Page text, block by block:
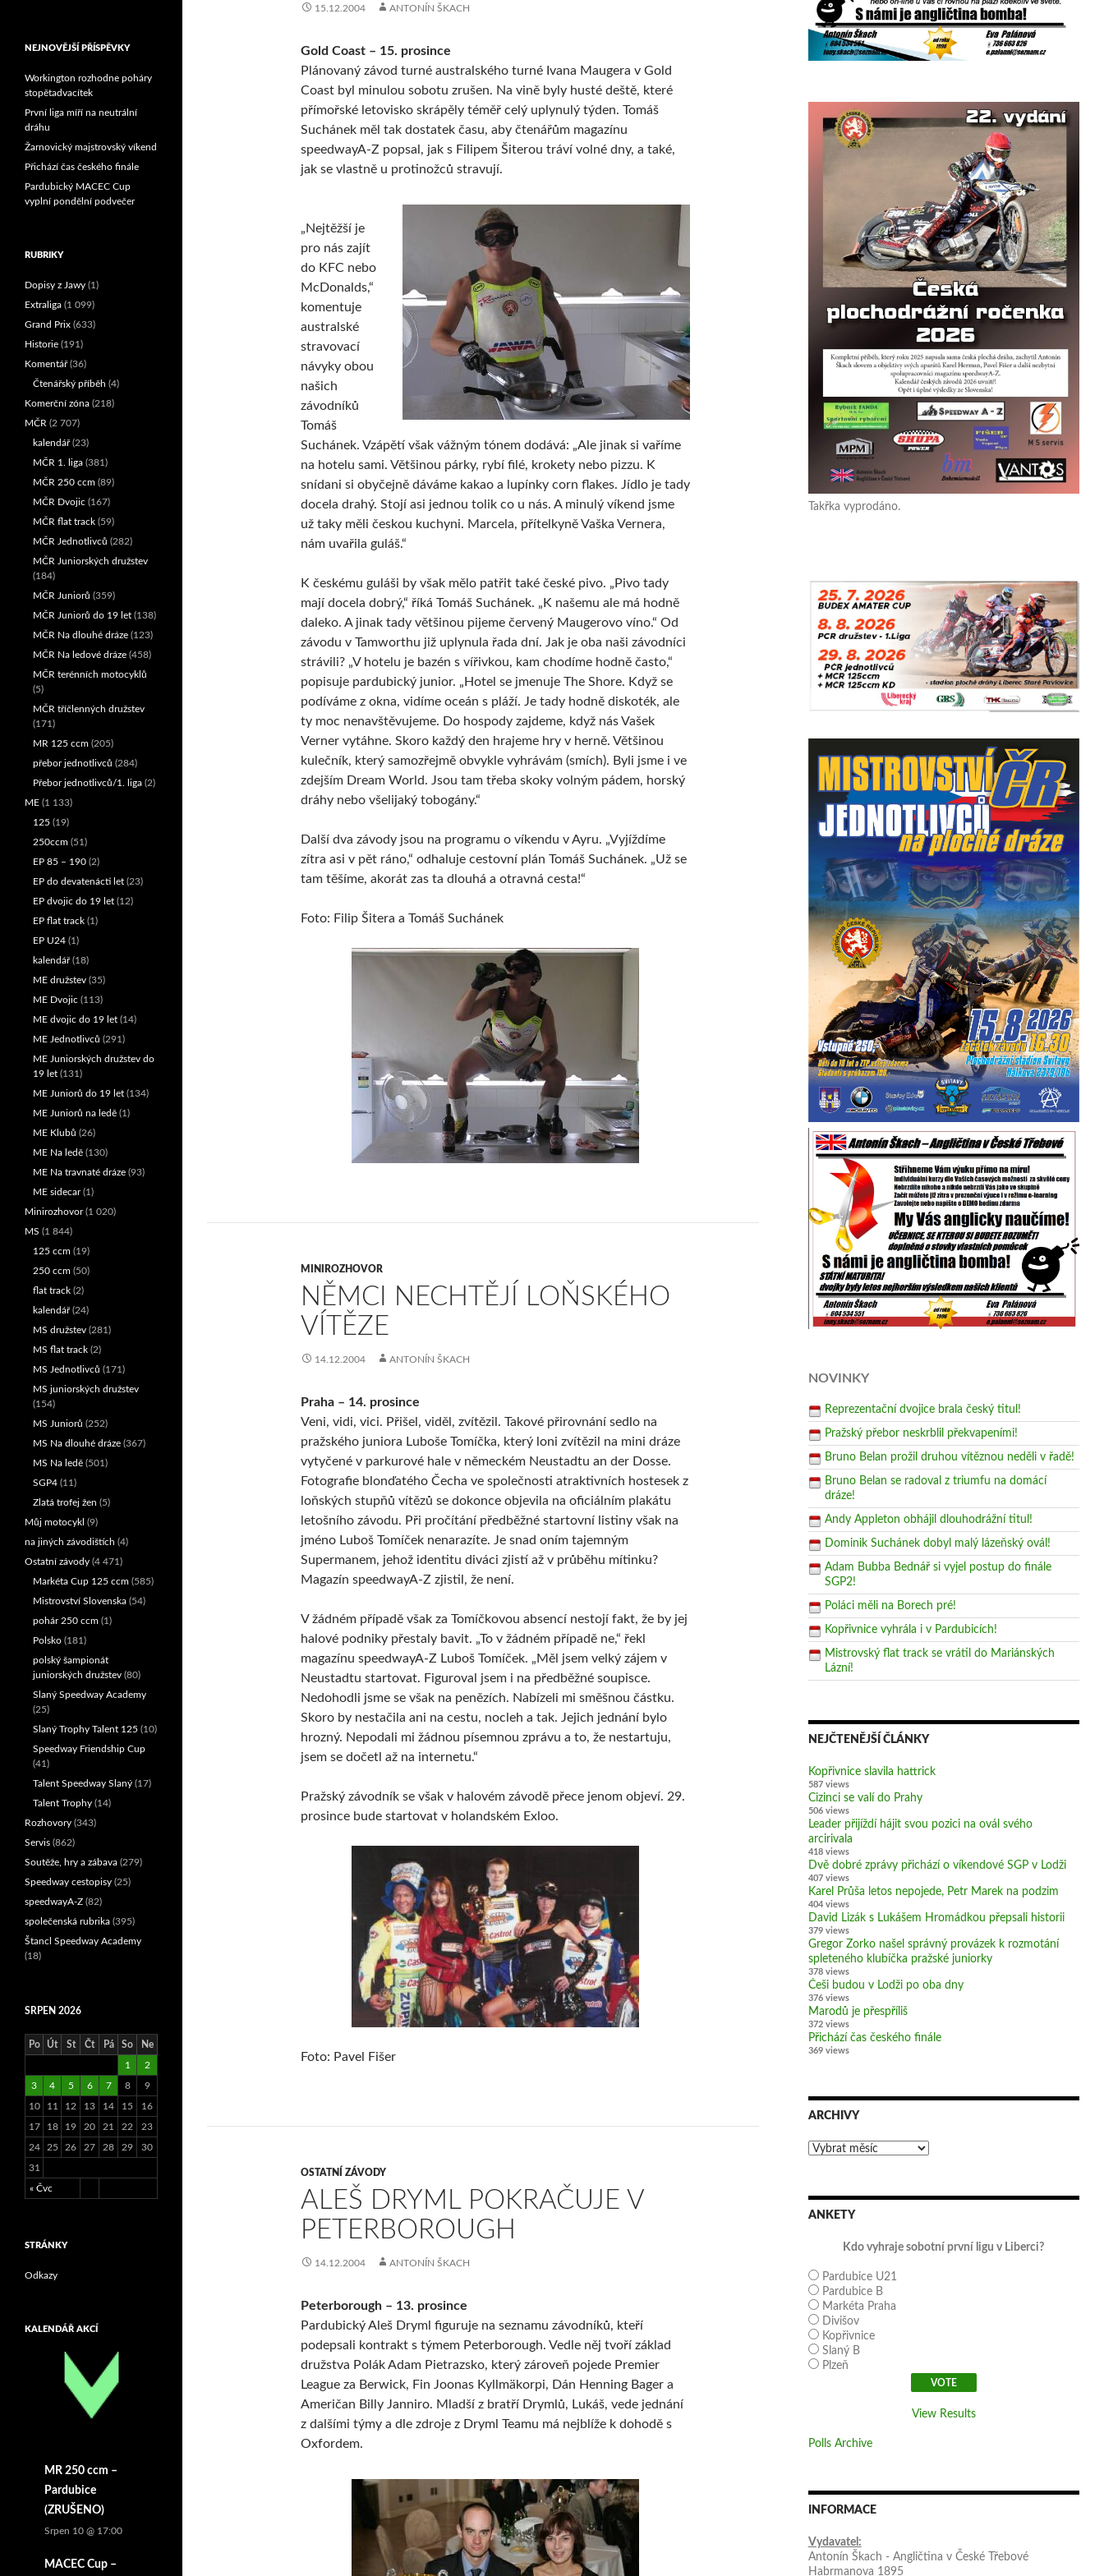
15.12.2004 ANTONÍN ŠKACH
Gold Coast – 15. prosince
Plánovaný závod turné australského turné Ivana Maugera v Gold
Coast byl minulou sobotu zrušen. Na vině byly husté deště, které
přímořské letovisko skrápěly téměř celý uplynulý týden. Tomáš
Suchánek měl tak dostatek času, aby čtenářům magazínu
speedwayA-Z popsal, jak s Filipem Šiterou tráví volné dny, a také,
jak se vlastně u protinožců stravují.
„Nejtěžší je
pro nás zajít
do KFC nebo
McDonalds,“
komentuje
australské
stravovací
návyky obou
našich
závodníků
Tomáš
Suchánek. Vzápětí však vážným tónem dodává: „Ale jinak si vaříme
na hotelu sami. Většinou párky, rybí filé, krokety nebo pizzu. K
snídani si obyčejně dáváme kakao a lupínky corn flakes. Jídlo je tady
docela drahý. Stojí asi jednou tolik co u nás. A minulý víkend jsme
už taky měli českou kuchyni. Marcela, přítelkyně Vaška Vernera,
nám uvařila guláš.“
K českému guláši by však mělo patřit také české pivo. „Pivo tady
mají docela dobrý,“ říká Tomáš Suchánek. „K našemu ale má hodně
daleko. A jinak tady většinou pijeme červený Maugerovo víno.“ Od
závodu v Tamworthu již uplynula řada dní. Jak je oba naši závodníci
strávili? „V hotelu je bazén s vířivkou, kam chodíme hodně často,“
popisuje pardubický junior. „Hotel se jmenuje The Shore. Když se
podíváme z okna, vidíme oceán s pláží. Je tady hodně diskoték, ale
ty moc nenavštěvujeme. Do hospody zajdeme, když nás Vašek
Verner vytáhne. Skoro každý den hrajeme hry v herně. Většinou
kulečník, který samozřejmě obvykle vyhrávám (smích). Byli jsme i ve
zdejším Dream World. Jsou tam třeba skoky volným pádem, horský
dráhy nebo všelijaký tobogány.“
Další dva závody jsou na programu o víkendu v Ayru. „Vyjíždíme
zítra asi v pět ráno,“ odhaluje cestovní plán Tomáš Suchánek. „Už se
tam těšíme, akorát zas ta dlouhá a otravná cesta!“
Foto: Filip Šitera a Tomáš Suchánek
MINIROZHOVOR
NĚMCI NECHTĚJÍ LOŇSKÉHO
VÍTĚZE
14.12.2004 ANTONÍN ŠKACH
Praha – 14. prosince
Veni, vidi, vici. Přišel, viděl, zvítězil. Takové přirovnání sedlo na
pražského juniora Luboše Tomíčka, který loni zvítězil na mini dráze
vytyčené v parkurové hale v německém Neustadtu an der Dosse.
Fotografie blonďatého Čecha ve společnosti atraktivních hostesek z
loňských stupňů vítězů se dokonce objevila na oficiálním plakátu
letošního závodu. Při pročítání předběžné startovní listiny však na
jméno Luboš Tomíček nenarazíte. Je snad oním tajemným
Supermanem, jehož identitu diváci zjistí až v průběhu mítinku?
Magazín speedwayA-Z zjistil, že není.
V žádném případě však za Tomíčkovou absencí nestojí fakt, že by jej
halové podniky přestaly bavit. „To v žádném případě ne,“ řekl
magazínu speedwayA-Z Luboš Tomíček. „Měl jsem velký zájem v
Neustadtu startovat. Figuroval jsem i na předběžné soupisce.
Nedohodli jsme se však na penězích. Nabízeli mi směšnou částku.
Skoro by nestačila ani na cestu, nocleh a tak. Jejich jednání bylo
hrozný. Nepodali mi žádnou písemnou zprávu a to, že nestartuju,
jsem se dočetl až na internetu.“
Pražský závodník se však v halovém závodě přece jenom objeví. 29.
prosince bude startovat v holandském Exloo.
Foto: Pavel Fišer
OSTATNÍ ZÁVODY
ALEŠ DRYML POKRAČUJE V
PETERBOROUGH
14.12.2004 ANTONÍN ŠKACH
Peterborough – 13. prosince
Pardubický Aleš Dryml figuruje na seznamu závodníků, kteří
podepsali kontrakt s týmem Peterborough. Vedle něj tvoří základ
družstva Polák Adam Pietrazsko, který zároveň pojede Premier
League za Berwick, Fin Joonas Kyllmäkorpi, Dán Henning Bager a
Američan Billy Janniro. Mladší z bratří Drymlů, Lukáš, vede jednání
z dalšími týmy a dle zdroje z Dryml Teamu má nejblíže k dohodě s
Oxfordem.
Takřka vyprodáno.
NOVINKY
Reprezentační dvojice brala český titul!
Pražský přebor neskrblil překvapeními!
Bruno Belan prožil druhou vítěznou neděli v řadě!
Bruno Belan se radoval z triumfu na domácí
dráze!
Andy Appleton obhájil dlouhodrážní titul!
Dominik Suchánek dobyl malý lázeňský ovál!
Adam Bubba Bednář si vyjel postup do finále
SGP2!
Poláci měli na Borech pré!
Kopřivnice vyhrála i v Pardubicích!
Mistrovský flat track se vrátil do Mariánských
Lázní!
NEJČTENĚJŠÍ ČLÁNKY
Kopřivnice slavila hattrick
587 views
Cizinci se valí do Prahy
506 views
Leader přijíždí hájit svou pozici na ovál svého
arcirivala
418 views
Dvě dobré zprávy přichází o víkendové SGP v Lodži
407 views
Karel Průša letos nepojede, Petr Marek na podzim
404 views
David Lizák s Lukášem Hromádkou přepsali historii
379 views
Gregor Zorko našel správný provázek k rozmotání
spleteného klubíčka pražské juniorky
378 views
Češi budou v Lodži po oba dny
376 views
Marodů je přespříliš
372 views
Přichází čas českého finále
369 views
ARCHIVY
Archivy
ANKETY
Kdo vyhraje sobotní první ligu v Liberci?
Pardubice U21
Pardubice B
Markéta Praha
Divišov
Kopřivnice
Slaný B
Plzeň
View Results
Polls Archive
INFORMACE
Vydavatel:
Antonín Škach - Angličtina v České Třebové
Habrmanova 1895
NEJNOVĚJŠÍ PŘÍSPĚVKY
Workington rozhodne poháry
stopětadvacítek
První liga míří na neutrální
dráhu
Žarnovický majstrovský víkend
Přichází čas českého finále
Pardubický MACEC Cup
vyplní pondělní podvečer
RUBRIKY
Dopisy z Jawy (1)
Extraliga (1 099)
Grand Prix (633)
Historie (191)
Komentář(36)
Čtenářský příběh (4)
Komerční zóna (218)
MČR (2 707)
kalendář(23)
MČR 1. liga (381)
MČR 250 ccm (89)
MČR Dvojic (167)
MČR flat track (59)
MČR Jednotlivců (282)
MČR Juniorských družstev
(184)
MČR Juniorů (359)
MČR Juniorů do 19 let (138)
MČR Na dlouhé dráze (123)
MČR Na ledové dráze (458)
MČR terénních motocyklů
(5)
MČR tříčlenných družstev
(171)
MR 125 ccm (205)
přebor jednotlivců (284)
Přebor jednotlivců/1. liga (2)
ME (1 133)
125 (19)
250ccm (51)
EP 85 – 190 (2)
EP do devatenácti let (23)
EP dvojic do 19 let (12)
EP flat track (1)
EP U24 (1)
kalendář(18)
ME družstev (35)
ME Dvojic (113)
ME dvojic do 19 let (14)
ME Jednotlivců (291)
ME Juniorských družstev do
19 let (131)
ME Juniorů do 19 let (134)
ME Juniorů na ledě (1)
ME Klubů (26)
ME Na ledě (130)
ME Na travnaté dráze (93)
ME sidecar(1)
Minirozhovor(1 020)
MS (1 844)
125 ccm (19)
250 ccm (50)
flat track (2)
kalendář(24)
MS družstev (281)
MS flat track (2)
MS Jednotlivců (171)
MS juniorských družstev
(154)
MS Juniorů (252)
MS Na dlouhé dráze (367)
MS Na ledě (501)
SGP4 (11)
Zlatá trofej žen (5)
Můj motocykl (9)
na jiných závodištích (4)
Ostatní závody (4 471)
Markéta Cup 125 ccm (585)
Mistrovství Slovenska (54)
pohár 250 ccm (1)
Polsko (181)
polský šampionát
juniorských družstev (80)
Slaný Speedway Academy
(25)
Slaný Trophy Talent 125 (10)
Speedway Friendship Cup
(41)
Talent Speedway Slaný (17)
Talent Trophy (14)
Rozhovory (343)
Servis (862)
Soutěže, hry a zábava (279)
Speedway cestopisy (25)
speedwayA-Z (82)
společenská rubrika (395)
Štancl Speedway Academy
(18)
SRPEN 2026
Po Út St Čt Pá So Ne
« Čvc
1 2
3 4 5 6 7 8 9
10 11 12 13 14 15 16
17 18 19 20 21 22 23
24 25 26 27 28 29 30
31
STRÁNKY
Odkazy
KALENDÁŘ AKCÍ
MR 250 ccm –
Pardubice
(ZRUŠENO)
Srpen 10 @ 17:00
MACEC Cup –